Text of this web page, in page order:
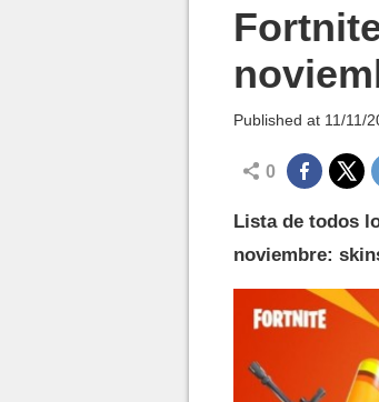
Published at 11/11/
0
Lista de todos
noviembre: